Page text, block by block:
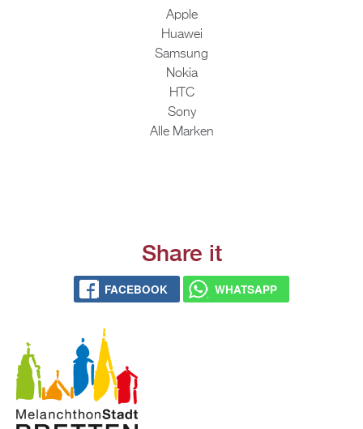
Apple
Hua­wei
Sam­sung
Nokia
HTC
Sony
Alle Mar­ken
Share it
FACE­BOOK WHATS­APP